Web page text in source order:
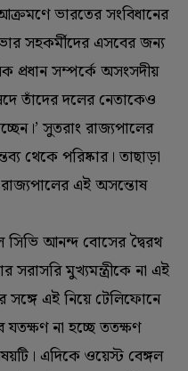
ভারতের সংবিধানের
সহকর্মীদের এসবের জন্য
প্রধান সম্পর্কে অসংসদীয়
তাঁদের দলের নেতাকেও
সুতরাং রাজ্যপালের
থেকে পরিষ্কার। তাছাড়া
রাজ্যপালের এই অসন্তোষ
সিভি আনন্দ বোসের দ্বৈরথ
সরাসরি মুখ্যমন্ত্রীকে না এই
সঙ্গে এই নিয়ে টেলিফোনে
যতক্ষণ না হচ্ছে ততক্ষণ
এদিকে ওয়েস্ট বেঙ্গল